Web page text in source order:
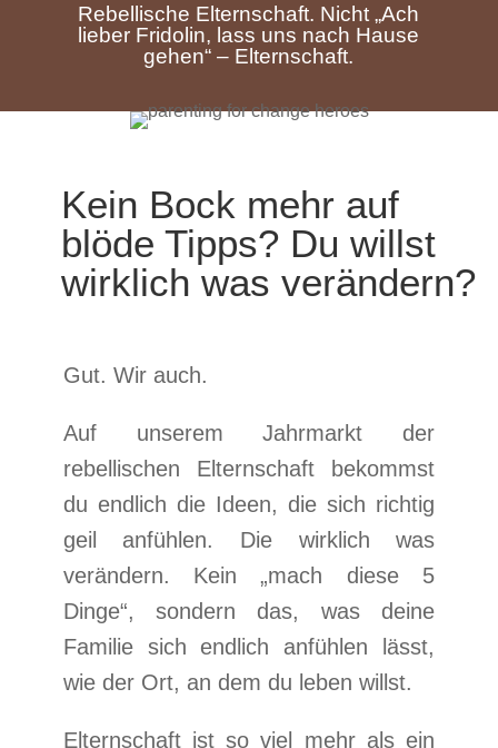
Rebellische Elternschaft. Nicht „Ach
lieber Fridolin, lass uns nach Hause
gehen“ – Elternschaft.
Kein Bock mehr auf
blöde Tipps? Du willst
wirklich was verändern?
Gut. Wir auch.
Auf unserem Jahrmarkt der
rebellischen Elternschaft bekommst
du endlich die Ideen, die sich richtig
geil anfühlen. Die wirklich was
verändern. Kein „mach diese 5
Dinge“, sondern das, was deine
Familie sich endlich anfühlen lässt,
wie der Ort, an dem du leben willst.
Elternschaft ist so viel mehr als ein